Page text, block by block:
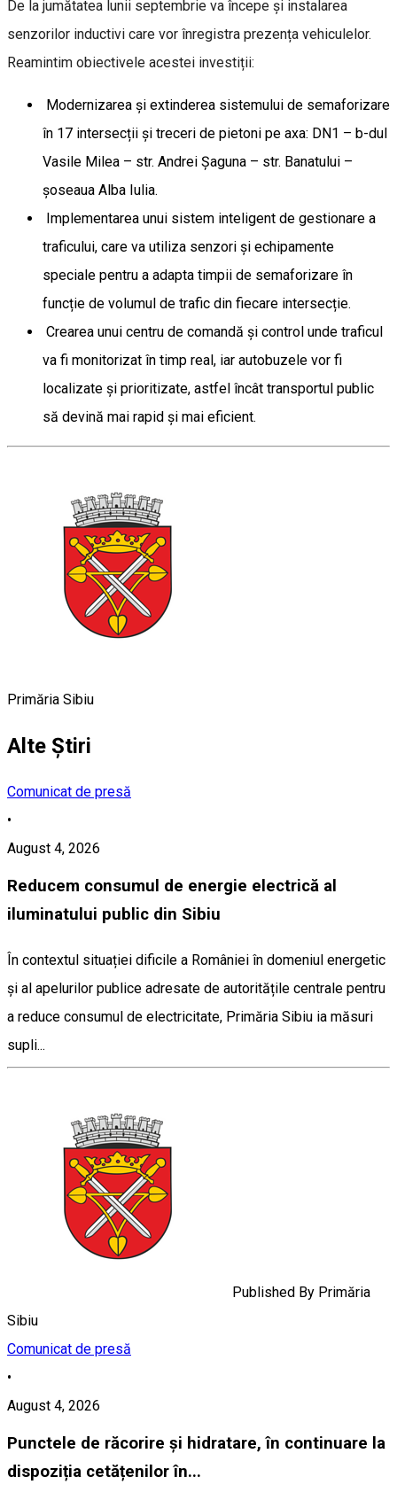
De la jumătatea lunii septembrie va începe și instalarea
senzorilor inductivi care vor înregistra prezența vehiculelor.
Reamintim obiectivele acestei investiții:
Modernizarea și extinderea sistemului de semaforizare
în 17 intersecții și treceri de pietoni pe axa: DN1 – b-dul
Vasile Milea – str. Andrei Șaguna – str. Banatului –
șoseaua Alba Iulia.
Implementarea unui sistem inteligent de gestionare a
traficului, care va utiliza senzori și echipamente
speciale pentru a adapta timpii de semaforizare în
funcție de volumul de trafic din fiecare intersecție.
Crearea unui centru de comandă și control unde traficul
va fi monitorizat în timp real, iar autobuzele vor fi
localizate și prioritizate, astfel încât transportul public
să devină mai rapid și mai eficient.
Primăria Sibiu
Alte Știri
Comunicat de presă
•
August 4, 2026
Reducem consumul de energie electrică al
iluminatului public din Sibiu
În contextul situației dificile a României în domeniul energetic
și al apelurilor publice adresate de autoritățile centrale pentru
a reduce consumul de electricitate, Primăria Sibiu ia măsuri
supli...
Published By Primăria
Sibiu
Comunicat de presă
•
August 4, 2026
Punctele de răcorire și hidratare, în continuare la
dispoziția cetățenilor în...